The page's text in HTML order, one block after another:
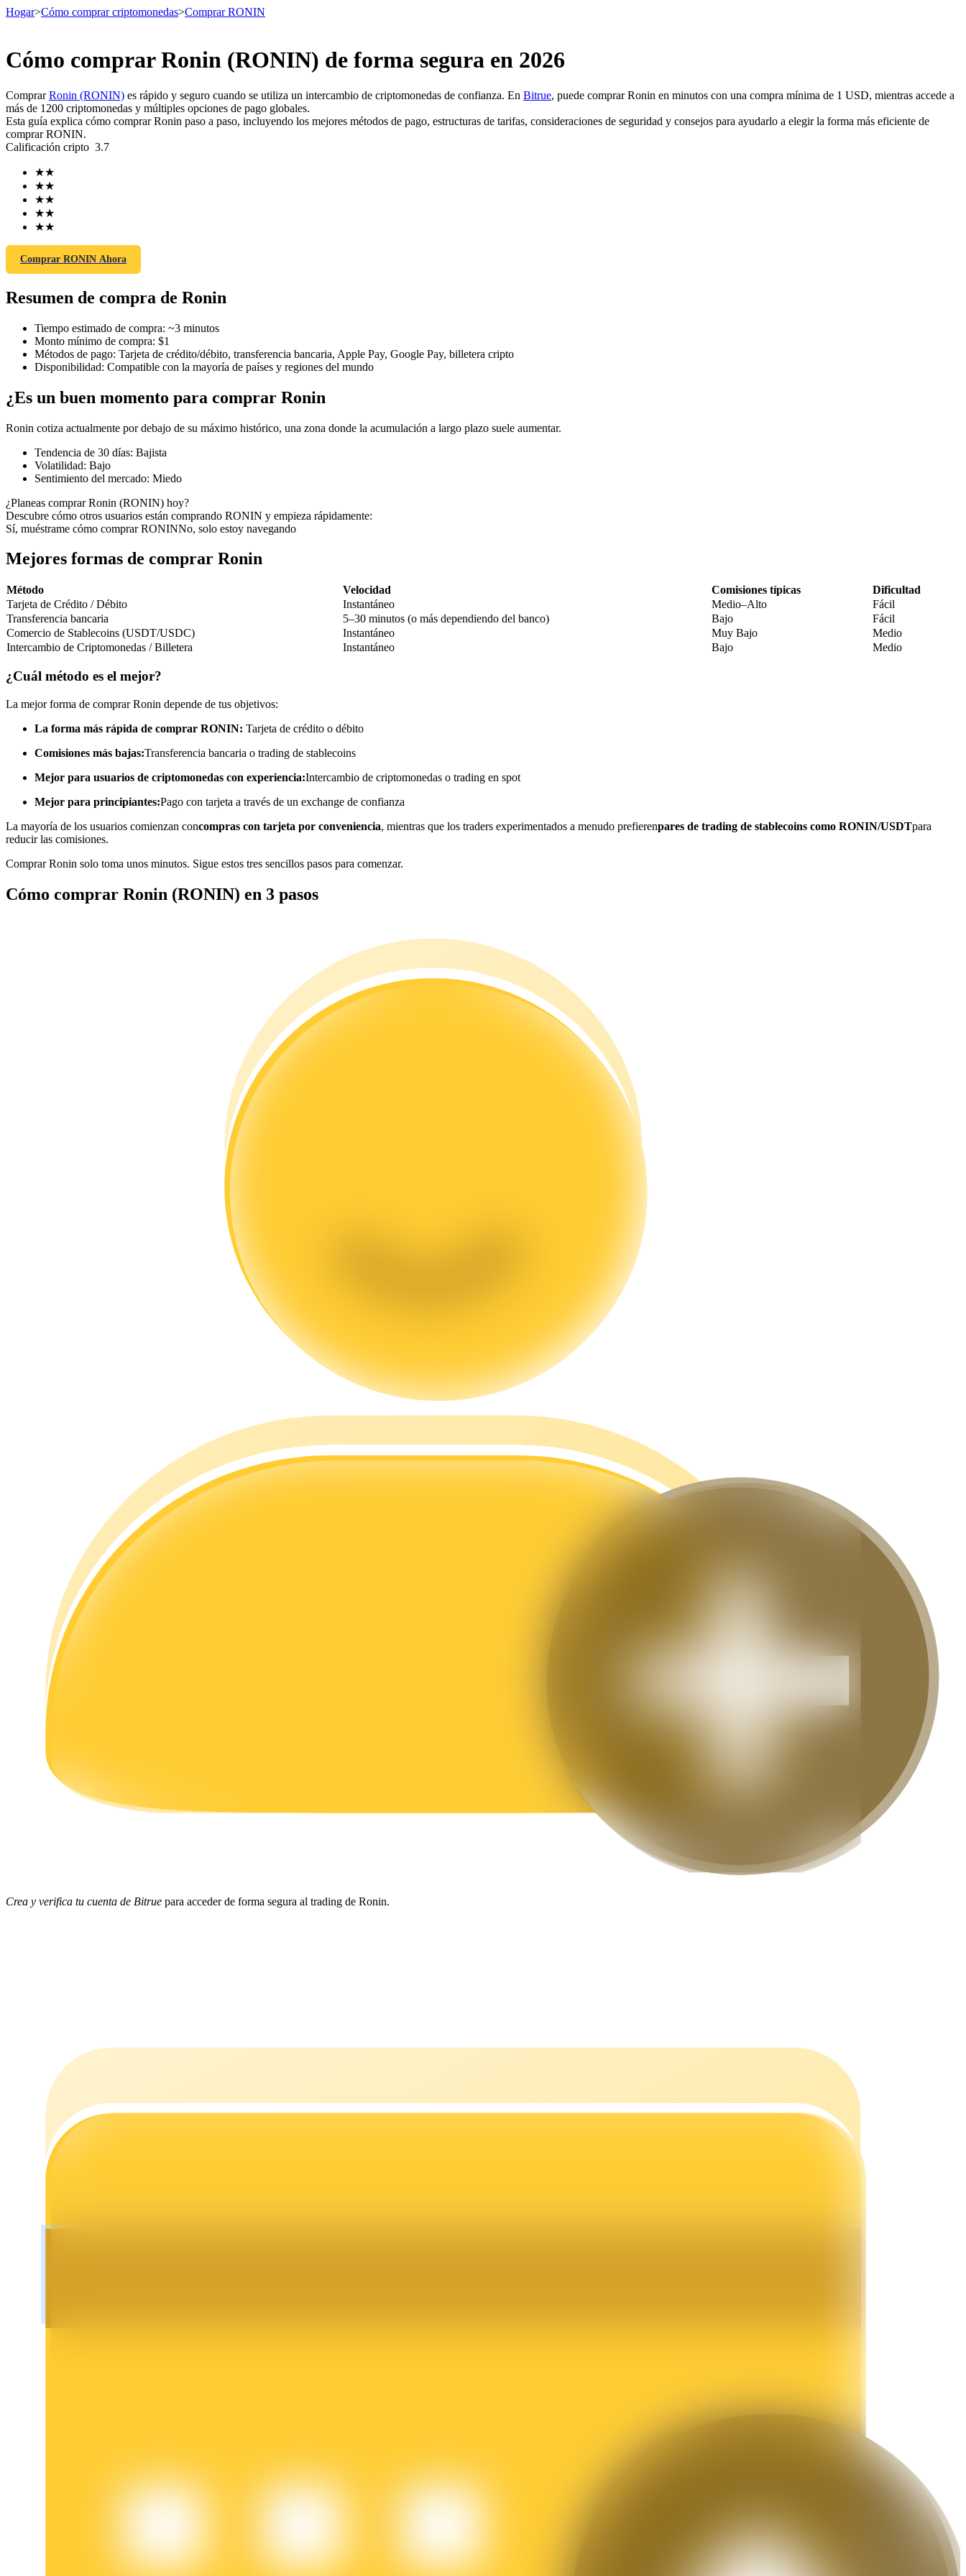
Futuros
Futuros del USDT
TradFi
Futuros del USDC
Copiar Trading
Únete a los mejores traders
Disfruta del reparto de beneficios y comisiones de copy trading
Análisis de big data que incluye información comercial, etc.
Estrategias comerciales
Aprenda cómo mantenerse rentable
Power Piggy
Gana recompensas competitivas diariamente
Launchpool
Participación flexible para ganar tokens populares
Inversiones exclusivas para titulares de BTR
Hogar>Cómo comprar criptomonedas>Comprar RONIN
Cómo comprar Ronin (RONIN) de forma segura en 2026
ComprarRonin (RONIN) es rápido y seguro cuando se utiliza un intercambio de criptomonedas de confianza. En Bitrue, puede comprar Ronin en minutos con una compra mínima de 1 USD, mientras accede a
más de 1200 criptomonedas y múltiples opciones de pago globales.
Esta guía explica cómo comprar Ronin paso a paso, incluyendo los mejores métodos de pago, estructuras de tarifas, consideraciones de seguridad y consejos para ayudarlo a elegir la forma más eficiente de
comprar RONIN.
Calificación cripto 3.7
★★
★★
★★
★★
★★
Comprar RONIN Ahora
Resumen de compra de Ronin
Tiempo estimado de compra: ~3 minutos
Monto mínimo de compra: $1
Métodos de pago: Tarjeta de crédito/débito, transferencia bancaria, Apple Pay, Google Pay, billetera cripto
Disponibilidad: Compatible con la mayoría de países y regiones del mundo
¿Es un buen momento para comprar Ronin
Ronin cotiza actualmente por debajo de su máximo histórico, una zona donde la acumulación a largo plazo suele aumentar.
Tendencia de 30 días: Bajista
Volatilidad: Bajo
Sentimiento del mercado: Miedo
¿Planeas comprar Ronin (RONIN) hoy?
Descubre cómo otros usuarios están comprando RONIN y empieza rápidamente:
Sí, muéstrame cómo comprar RONINNo, solo estoy navegando
Mejores formas de comprar Ronin
Método Velocidad Comisiones típicas
Dificultad
Tarjeta de Crédito / Débito
Instantáneo Medio–Alto
Fácil
Transferencia bancaria
5–30 minutos (o más dependiendo del banco) Bajo
Fácil
Comercio de Stablecoins (USDT/USDC)
Instantáneo Muy Bajo
Medio
Intercambio de Criptomonedas / Billetera
Instantáneo Bajo Medio
¿Cuál método es el mejor?
La mejor forma de comprar Ronin depende de tus objetivos:
La forma más rápida de comprar RONIN: Tarjeta de crédito o débito
Comisiones más bajas:Transferencia bancaria o trading de stablecoins
Mejor para usuarios de criptomonedas con experiencia:Intercambio de criptomonedas o trading en spot
Mejor para principiantes:Pago con tarjeta a través de un exchange de confianza
La mayoría de los usuarios comienzan concompras con tarjeta por conveniencia, mientras que los traders experimentados a menudo prefierenpares de trading de stablecoins como RONIN/USDTpara
reducir las comisiones.
Comprar Ronin solo toma unos minutos. Sigue estos tres sencillos pasos para comenzar.
Cómo comprar Ronin (RONIN) en 3 pasos
Crea y verifica tu cuenta de Bitrue para acceder de forma segura al trading de Ronin.